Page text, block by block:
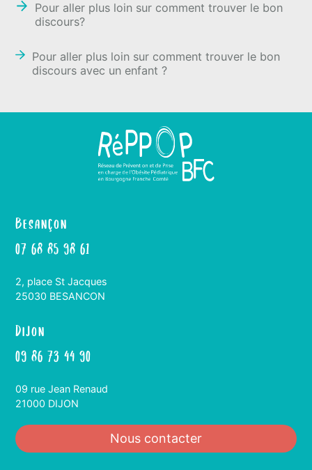
Pour aller plus loin sur comment trouver le bon
discours?
Pour aller plus loin sur comment trouver le bon
discours avec un enfant ?
Besançon
07 68 85 98 61
2, place St Jacques
25030 BESANCON
Dijon
09 86 73 44 90
09 rue Jean Renaud
21000 DIJON
Nous contacter